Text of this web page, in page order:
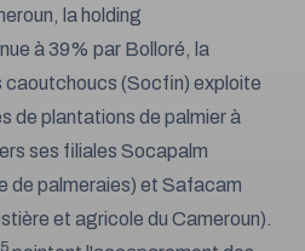
la holding
à 39% par Bolloré, la
(Socfin) exploite
de plantations de palmier à
ses filiales Socapalm
de palmeraies) et Safacam
et agricole du Cameroun).
5